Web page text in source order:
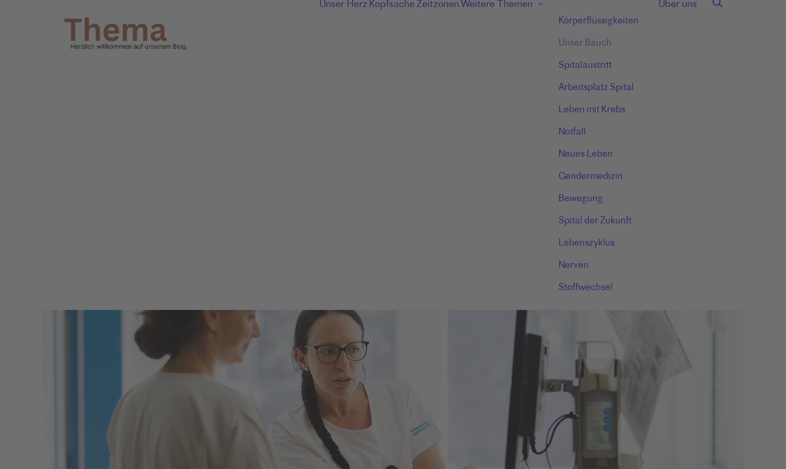
Unser Herz Kopfsache Zeitzonen Weitere Themen
Körperflüssigkeiten
Unser Bauch
Spitalaustritt
Arbeitsplatz Spital
Leben mit Krebs
Notfall
Neues Leben
Gendermedizin
Bewegung
Spital der Zukunft
Lebenszyklus
Nerven
Stoffwechsel
Über uns